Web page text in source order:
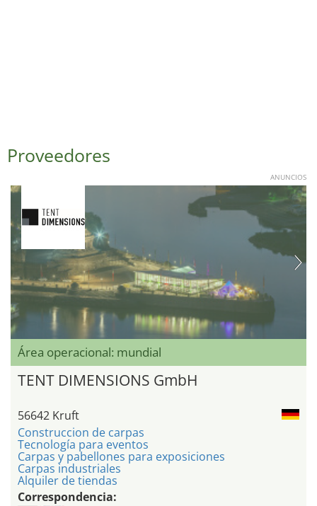
Proveedores
ANUNCIOS
Área operacional: mundial
TENT DIMENSIONS GmbH
56642 Kruft
Construccion de carpas
Tecnología para eventos
Carpas y pabellones para exposiciones
Carpas industriales
Alquiler de tiendas
Correspondencia: